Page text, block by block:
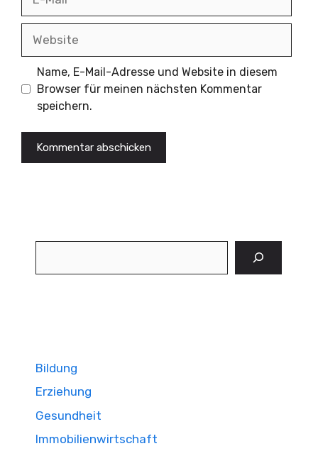
Mail
Name, E-Mail-Adresse und Website in diesem
Browser für meinen nächsten Kommentar
speichern.
Bildung
Erziehung
Gesundheit
Immobilienwirtschaft